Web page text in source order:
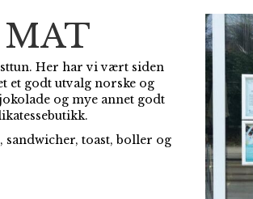
Her har vi vært siden
et godt utvalg norske og
og mye annet godt
sandwicher, toast, boller og